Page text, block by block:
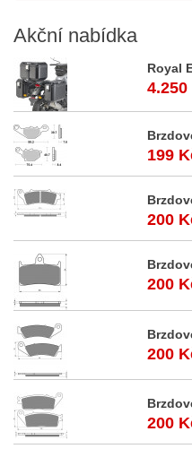
Akční nabídka
Royal
199
200
200
200
200